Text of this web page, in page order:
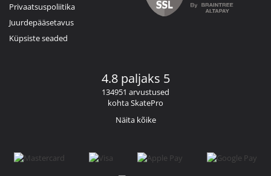
Privaatsuspoliitika
Juurdepääsetavus
Küpsiste seaded
4.8 paljaks 5
134951 arvustused
kohta SkatePro
Näita kõike